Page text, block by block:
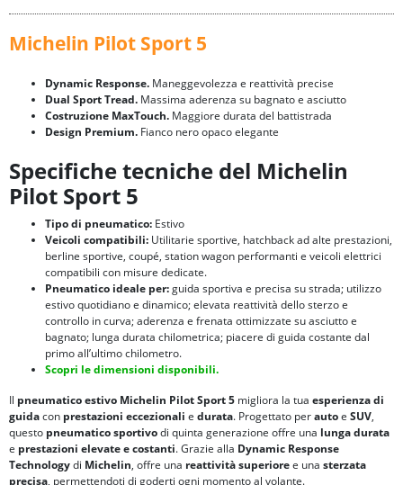
Michelin Pilot Sport 5
Dynamic Response. Maneggevolezza e reattività precise
Dual Sport Tread. Massima aderenza su bagnato e asciutto
Costruzione MaxTouch. Maggiore durata del battistrada
Design Premium. Fianco nero opaco elegante
Specifiche tecniche del Michelin
Pilot Sport 5
Tipo di pneumatico: Estivo
Veicoli compatibili: Utilitarie sportive, hatchback ad alte prestazioni,
berline sportive, coupé, station wagon performanti e veicoli elettrici
compatibili con misure dedicate.
Pneumatico ideale per:guida sportiva e precisa su strada; utilizzo
estivo quotidiano e dinamico; elevata reattività dello sterzo e
controllo in curva; aderenza e frenata ottimizzate su asciutto e
bagnato; lunga durata chilometrica; piacere di guida costante dal
primo all’ultimo chilometro.
Scopri le dimensioni disponibili.
Il pneumatico estivo Michelin Pilot Sport 5 migliora la tua esperienza di
guidacon prestazioni eccezionali e durata. Progettato perautoe SUV,
questo pneumatico sportivodi quinta generazione offre una lunga durata
e prestazioni elevate e costanti. Grazie alla Dynamic Response
Technologydi Michelin, offre una reattività superioree una sterzata
precisa, permettendoti di goderti ogni momento al volante.